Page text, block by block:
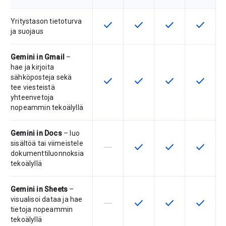
Yritystason tietoturva
ja suojaus
Tämä ominaisuus on saatavilla
check Tämä ominaisuus on
check Tämä
check Tämä
check
Gemini in Gmail –
hae ja kirjoita
sähköposteja sekä
tee viesteistä
yhteenvetoja
nopeammin tekoälyllä
Tämä ominaisuus on saatavilla
check Tämä ominaisuus on
check Tämä
check Tämä
check
Gemini in Docs– luo
sisältöä tai viimeistele
dokumenttiluonnoksia
tekoälyllä
Tuote ei tue tätä ominaisuutta
horizontal_rule Tämä ominaisuus on
check Tämä
check Tämä
check
Gemini in Sheets –
visualisoi dataa ja hae
tietoja nopeammin
tekoälyllä
Tuote ei tue tätä ominaisuutta
horizontal_rule Tämä ominaisuus on
check Tämä
check Tämä
check